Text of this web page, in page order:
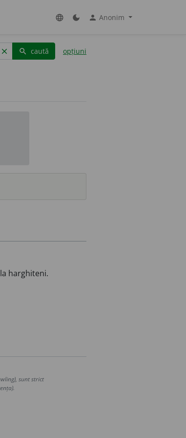
language dark_mode person Anonim
clear search caută opțiuni
harghiteni.
sunt strict